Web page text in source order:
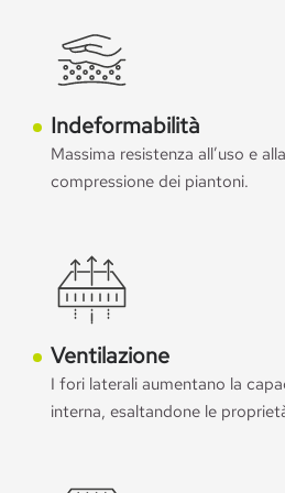
Indeformabilità
Massima resistenza all’uso e alla
compressione dei piantoni.
Ventilazione
I fori laterali aumentano la
interna, esaltandone le